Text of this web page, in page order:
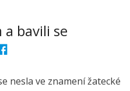
bavili se
nesla ve znamení žatecké